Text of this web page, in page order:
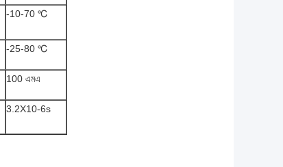
-10-70 ℃
-25-80 ℃
100 এমএ
3.2X10-6s